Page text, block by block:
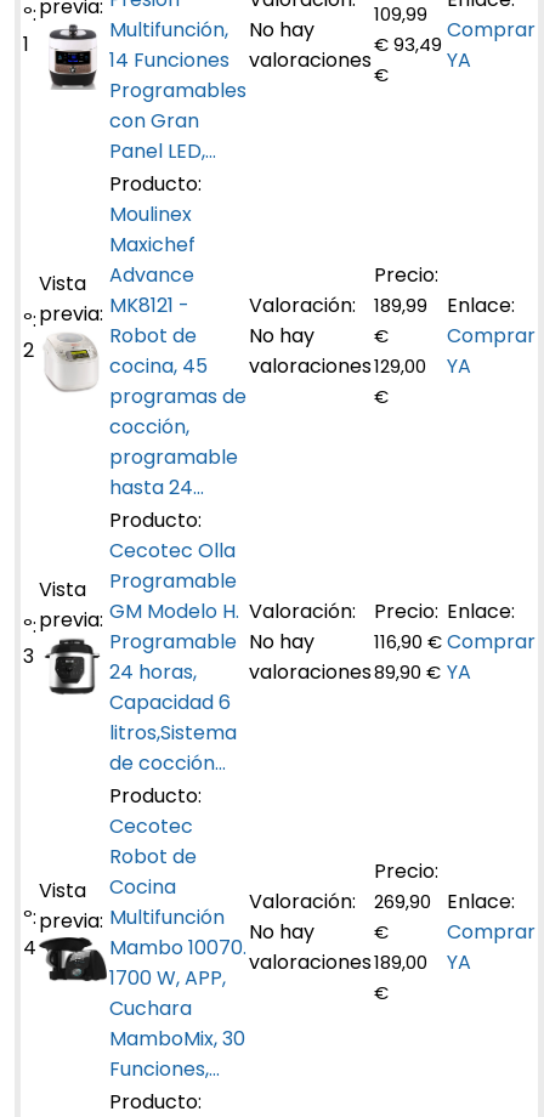
1
Multifunción,
14 Funciones
Programables
con Gran
Panel LED,...
No hay
valoraciones
109,99
€93,49
€
Comprar
YA
2
Moulinex
Maxichef
Advance
MK8121 -
Robot de
cocina, 45
programas de
cocción,
programable
hasta 24...
No hay
valoraciones
189,99
€
129,00
€
Comprar
YA
3
Cecotec Olla
Programable
GM Modelo H.
Programable
24 horas,
Capacidad 6
litros,Sistema
de cocción...
No hay
valoraciones
116,90 €
89,90 €
Comprar
YA
4
Cecotec
Robot de
Cocina
Multifunción
Mambo 10070.
1700 W, APP,
Cuchara
MamboMix, 30
Funciones,...
No hay
valoraciones
269,90
€
189,00
€
Comprar
YA